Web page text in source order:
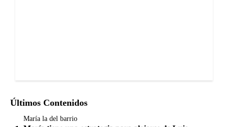
Últimos Contenidos
María la del barrio